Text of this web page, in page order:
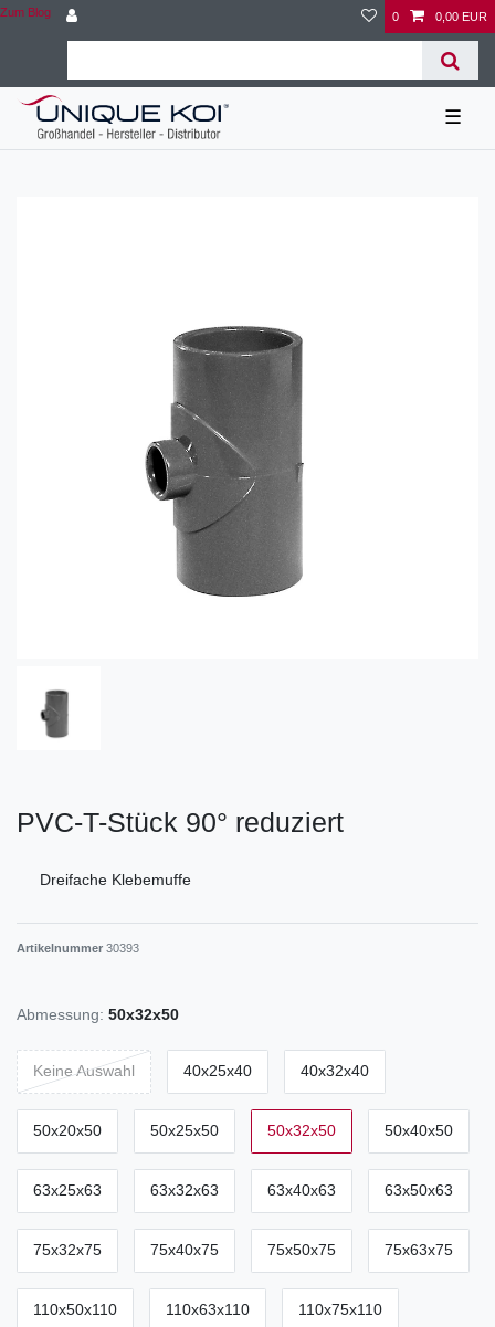
Zum Blog 0 0,00 EUR
☰
PVC-T-Stück 90° reduziert
Dreifache Klebemuffe
Artikelnummer 30393
Abmessung: 50x32x50
Keine Auswahl 40x25x40 40x32x40
50x20x50 50x25x50 50x32x50 50x40x50
63x25x63 63x32x63 63x40x63 63x50x63
75x32x75 75x40x75 75x50x75 75x63x75
110x50x110 110x63x110 110x75x110